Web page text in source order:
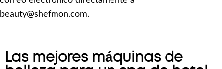
beauty@shefmon.com.
Las mejores máquinas de